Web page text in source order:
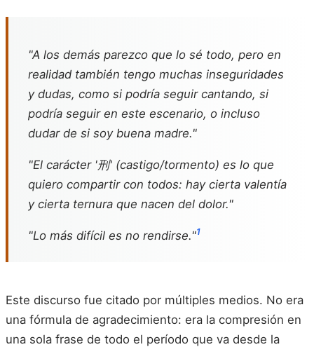
"A los demás parezco que lo sé todo, pero en
realidad también tengo muchas inseguridades
y dudas, como si podría seguir cantando, si
podría seguir en este escenario, o incluso
dudar de si soy buena madre."
"El carácter '刑' (castigo/tormento) es lo que
quiero compartir con todos: hay cierta valentía
y cierta ternura que nacen del dolor."
"Lo más difícil es no rendirse."1
Este discurso fue citado por múltiples medios. No era
una fórmula de agradecimiento: era la compresión en
una sola frase de todo el período que va desde la